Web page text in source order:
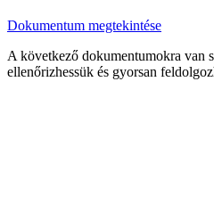
Dokumentum megtekintése
A következő dokumentumokra van
ellenőrizhessük és gyorsan